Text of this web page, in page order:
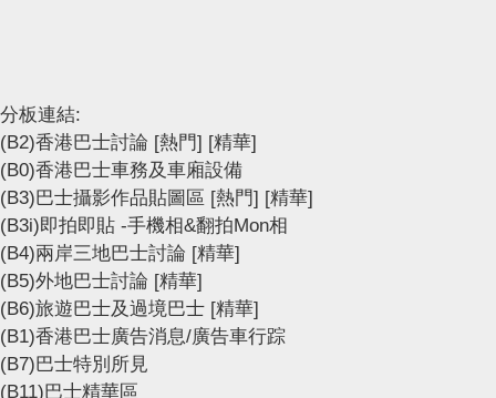
分板連結:
(B2)香港巴士討論 [熱門] [精華]
(B0)香港巴士車務及車廂設備
(B3)巴士攝影作品貼圖區 [熱門] [精華]
(B3i)即拍即貼 -手機相&翻拍Mon相
(B4)兩岸三地巴士討論 [精華]
(B5)外地巴士討論 [精華]
(B6)旅遊巴士及過境巴士 [精華]
(B1)香港巴士廣告消息/廣告車行踪
(B7)巴士特別所見
(B11)巴士精華區